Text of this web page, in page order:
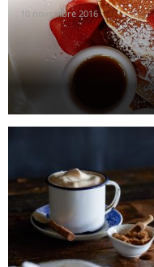
10 novembre 2016